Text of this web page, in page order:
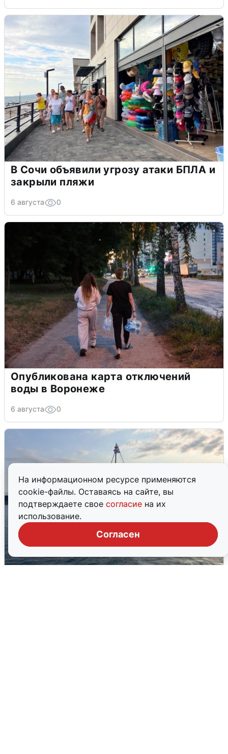
На информационном ресурсе применяются
cookie-файлы. Оставаясь на сайте, вы
подтверждаете свое согласие на их
использование.
Согласен
В Сочи объявили угрозу атаки БПЛА и
закрыли пляжи
6 августа 0
Опубликована карта отключений
воды в Воронеже
6 августа 0